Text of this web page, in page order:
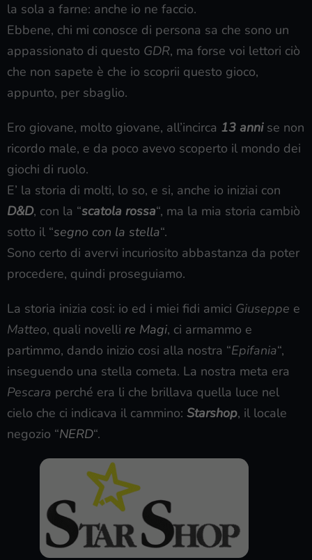
la sola a farne: anche io ne faccio.
Ebbene, chi mi conosce di persona sa che sono un
appassionato di questo GDR, ma forse voi lettori ciò
che non sapete è che io scoprii questo gioco,
appunto, per sbaglio.
Ero giovane, molto giovane, all’incirca 13 annise non
ricordo male, e da poco avevo scoperto il mondo dei
giochi di ruolo.
E’ la storia di molti, lo so, e si, anche io iniziai con
D&D, con la “scatola rossa“, ma la mia storia cambiò
sotto il “segno con la stella“.
Sono certo di avervi incuriosito abbastanza da poter
procedere, quindi proseguiamo.
La storia inizia cosi: io ed i miei fidi amici Giuseppe e
Matteo, quali novelli re Magi, ci armammo e
partimmo, dando inizio cosi alla nostra “Epifania“,
inseguendo una stella cometa. La nostra meta era
Pescara perché era li che brillava quella luce nel
cielo che ci indicava il cammino: Starshop, il locale
negozio “NERD“.